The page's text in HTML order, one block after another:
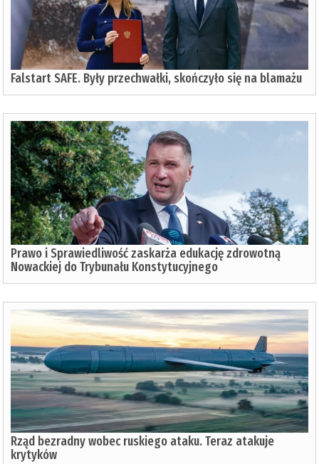
Falstart SAFE. Były przechwałki, skończyło się na blamażu
Prawo i Sprawiedliwość zaskarża edukację zdrowotną
Nowackiej do Trybunału Konstytucyjnego
Rząd bezradny wobec ruskiego ataku. Teraz atakuje
krytyków